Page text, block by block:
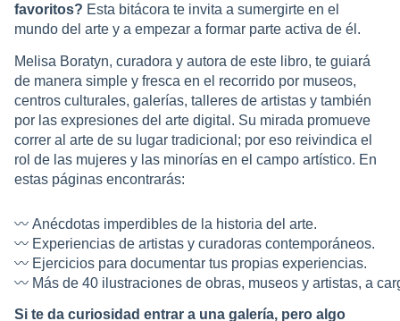
favoritos? Esta bitácora te invita a sumergirte en el
mundo del arte y a empezar a formar parte activa de él.
Melisa Boratyn, curadora y autora de este libro, te guiará
de manera simple y fresca en el recorrido por museos,
centros culturales, galerías, talleres de artistas y también
por las expresiones del arte digital. Su mirada promueve
correr al arte de su lugar tradicional; por eso reivindica el
rol de las mujeres y las minorías en el campo artístico. En
estas páginas encontrarás:
〰️ Anécdotas imperdibles de la historia del arte.
〰️ Experiencias de artistas y curadoras contemporáneos.
〰️ Ejercicios para documentar tus propias experiencias.
〰️ Más de 40 ilustraciones de obras, museos y artistas, a
Si te da curiosidad entrar a una galería, pero algo